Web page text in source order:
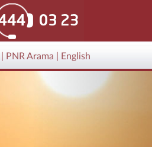
PNR Arama English